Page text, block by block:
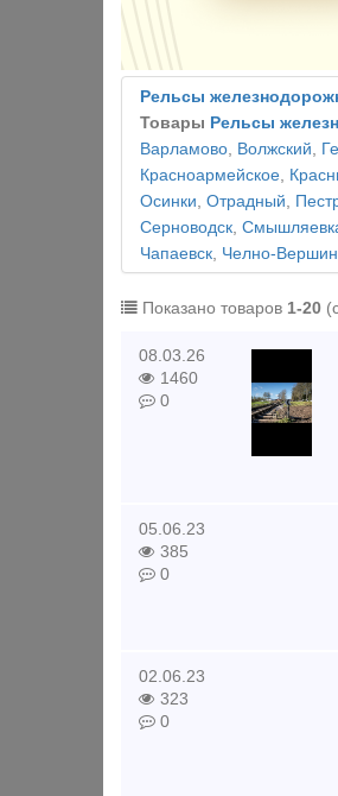
Рельсы
Товары Рельсы
Варламово, Волжский,
Красноармейское,
Осинки, Отрадный,
Серноводск,
Чапаевск, Челно-
Показано товаров 1-20
08.03.26
1460
0
05.06.23
385
0
02.06.23
323
0